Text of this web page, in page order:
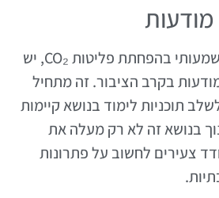
על מנת להניע שינוי משמעותי בהפחתת פליטות CO₂, יש
בקרב הציבור. זה מתחיל
תוכניות לימוד בנושא קיימות
בנושא זה לא רק מעלה את
צעירים לחשוב על פתרונות